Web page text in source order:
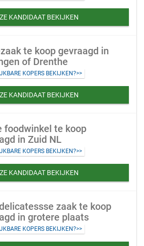
KANDIDAAT BEKIJKEN
te koop gevraagd in
of Drenthe
KOPERS BEKIJKEN?>>
KANDIDAAT BEKIJKEN
foodwinkel te koop
in Zuid NL
KOPERS BEKIJKEN?>>
KANDIDAAT BEKIJKEN
zaak te koop
in grotere plaats
KOPERS BEKIJKEN?>>